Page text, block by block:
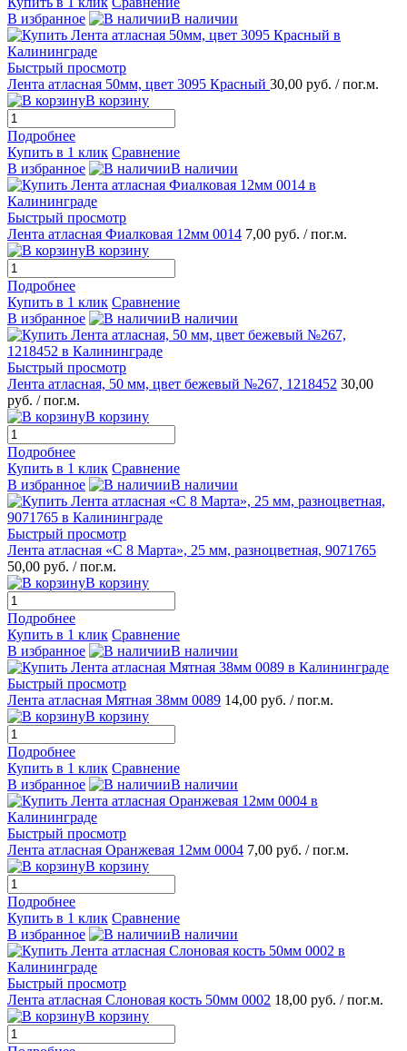
В избранное
В наличии
Быстрый просмотр
Лента атласная 50мм, цвет 3095 Красный 30,00 руб. / пог.м.
В корзину
Подробнее
Купить в 1 клик Сравнение
В избранное
В наличии
Быстрый просмотр
Лента атласная Фиалковая 12мм 0014 7,00 руб. / пог.м.
В корзину
Подробнее
Купить в 1 клик Сравнение
В избранное
В наличии
Быстрый просмотр
Лента атласная, 50 мм, цвет бежевый №267, 1218452 30,00
руб. / пог.м.
В корзину
Подробнее
Купить в 1 клик Сравнение
В избранное
В наличии
Быстрый просмотр
Лента атласная «С 8 Марта», 25 мм, разноцветная, 9071765
50,00 руб. / пог.м.
В корзину
Подробнее
Купить в 1 клик Сравнение
В избранное
В наличии
Быстрый просмотр
Лента атласная Мятная 38мм 0089 14,00 руб. / пог.м.
В корзину
Подробнее
Купить в 1 клик Сравнение
В избранное
В наличии
Быстрый просмотр
Лента атласная Оранжевая 12мм 0004 7,00 руб. / пог.м.
В корзину
Подробнее
Купить в 1 клик Сравнение
В избранное
В наличии
Быстрый просмотр
Лента атласная Слоновая кость 50мм 0002 18,00 руб. / пог.м.
В корзину